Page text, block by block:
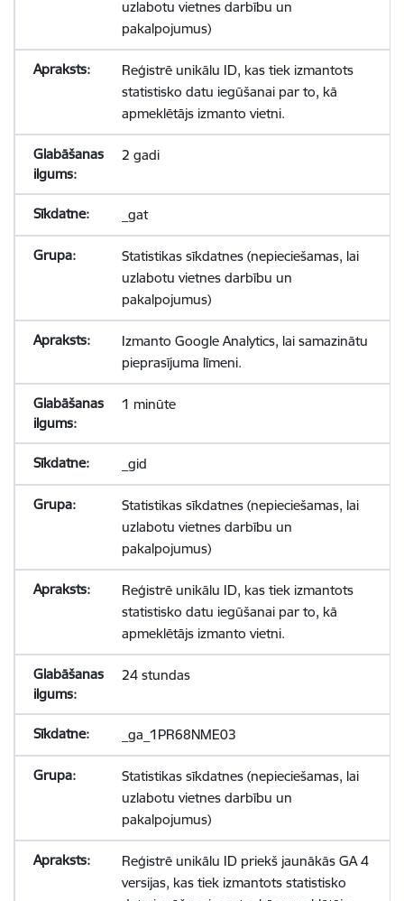
uzlabotu vietnes darbību un
pakalpojumus)
Reģistrē unikālu ID, kas tiek izmantots
statistisko datu iegūšanai par to, kā
apmeklētājs izmanto vietni.
2 gadi
_gat
Statistikas sīkdatnes (nepieciešamas, lai
uzlabotu vietnes darbību un
pakalpojumus)
Izmanto Google Analytics, lai samazinātu
pieprasījuma līmeni.
1 minūte
_gid
Statistikas sīkdatnes (nepieciešamas, lai
uzlabotu vietnes darbību un
pakalpojumus)
Reģistrē unikālu ID, kas tiek izmantots
statistisko datu iegūšanai par to, kā
apmeklētājs izmanto vietni.
24 stundas
_ga_1PR68NME03
Statistikas sīkdatnes (nepieciešamas, lai
uzlabotu vietnes darbību un
pakalpojumus)
Reģistrē unikālu ID priekš jaunākās GA 4
versijas, kas tiek izmantots statistisko